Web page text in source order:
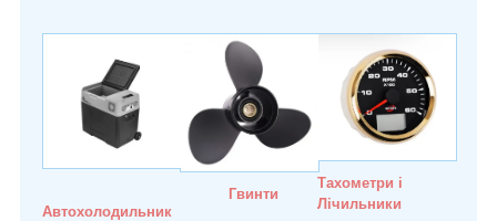
Автохолодильник
Гвинти
Тахометри і
Лічильники